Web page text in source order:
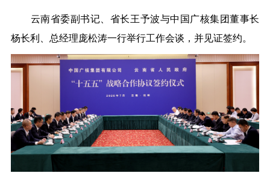
云南省委副书记、省长王予波与中国广核集团董事长
杨长利、总经理庞松涛一行举行工作会谈，并见证签约。